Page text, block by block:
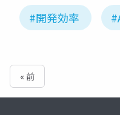
#開発効率
« 前